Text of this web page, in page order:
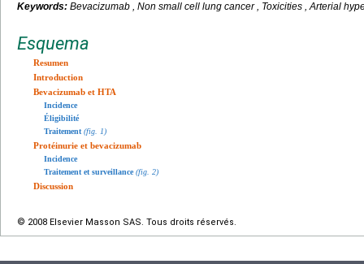
Keywords: Bevacizumab , Non small cell lung cancer , Toxicities , Arterial
Esquema
Resumen
Introduction
Bevacizumab et HTA
Incidence
Éligibilité
Traitement (fig. 1)
Protéinurie et bevacizumab
Incidence
Traitement et surveillance(fig. 2)
Discussion
© 2008 Elsevier Masson SAS. Tous droits réservés.